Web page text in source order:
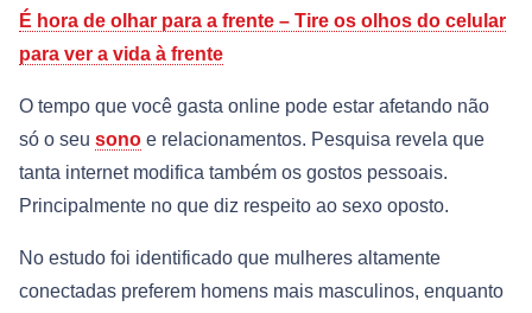
É hora de olhar para a frente – Tire os olhos do celular
para ver a vida à frente
O tempo que você gasta online pode estar afetando não
só o seu sono e relacionamentos. Pesquisa revela que
tanta internet modifica também os gostos pessoais.
Principalmente no que diz respeito ao sexo oposto.
No estudo foi identificado que mulheres altamente
conectadas preferem homens mais masculinos, enquanto